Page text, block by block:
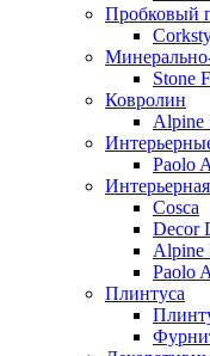
Пробковый
Stone
Ковролин
Alpine
Paolo
Cosca
Decor
Alpine
Paolo
Плинтуса